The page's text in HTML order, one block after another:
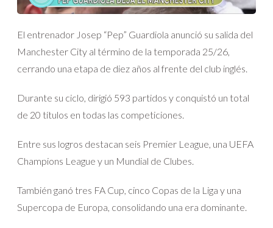
El entrenador Josep “Pep” Guardiola anunció su salida del
Manchester City al término de la temporada 25/26,
cerrando una etapa de diez años al frente del club inglés.
Durante su ciclo, dirigió 593 partidos y conquistó un total
de 20 títulos en todas las competiciones.
Entre sus logros destacan seis Premier League, una UEFA
Champions League y un Mundial de Clubes.
También ganó tres FA Cup, cinco Copas de la Liga y una
Supercopa de Europa, consolidando una era dominante.